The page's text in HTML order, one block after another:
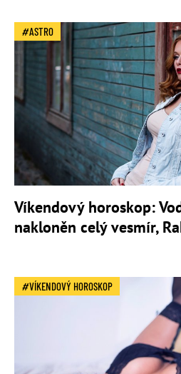
ASTRO
Víkendový horoskop:
nakloněn celý vesmír,
VÍKENDOVÝ HOROSKOP